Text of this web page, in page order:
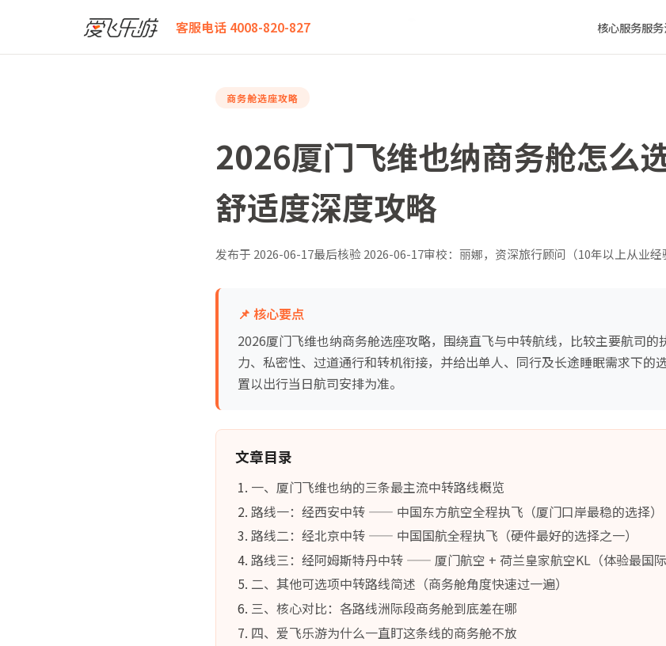
客服电话 4008-820-827 核心服务服
爱飞乐游 2026厦门飞维也纳商务舱怎么选？最全座位舒适度深度攻略
商务舱选座攻略
2026厦门飞维也纳商务舱怎么
舒适度深度攻略
发布于 2026-06-17最后核验2026-06-17审校：丽娜，资深旅行顾问（10年以上从业经
📌 核心要点
2026厦门飞维也纳商务舱选座攻略，围绕直飞与中转航线，比较主要航司的
力、私密性、过道通行和转机衔接，并给出单人、同行及长途睡眠需求下的
置以出行当日航司安排为准。
文章目录
一、厦门飞维也纳的三条最主流中转路线概览
路线一：经西安中转 —— 中国东方航空全程执飞（厦门口岸最稳的选择）
路线二：经北京中转 —— 中国国航全程执飞（硬件最好的选择之一）
路线三：经阿姆斯特丹中转 —— 厦门航空 + 荷兰皇家航空KL（体验最国际
二、其他可选项中转路线简述（商务舱角度快速过一遍）
三、核心对比：各路线洲际段商务舱到底差在哪
四、爱飞乐游为什么一直盯这条线的商务舱不放